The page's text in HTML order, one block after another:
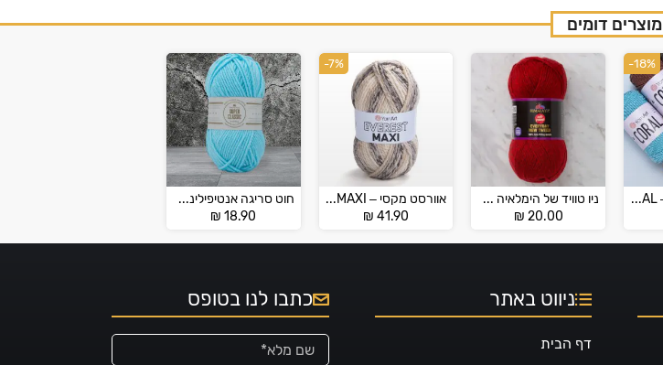
מוצרים דומים
-18%
חוט סריגה קורל – CORAL ניו טוויד של הימלאיה – HİMALAYA EVERYDAY NEW TWEED
₪ 20.00
-7%
אוורסט מקסי – EVEREST MAXI
₪ 41.90
חוט סריגה אנטיפילינג סופר קלאסיק – SUPER CLASSIC
₪ 18.90
ניווט באתר
דף הבית
כתבו לנו בטופס